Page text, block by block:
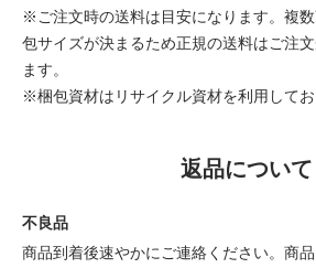
※ご注文時の送料は目安になります。複
包サイズが決まるため正規の送料はご注
ます。
※梱包資材はリサイクル資材を利用してお
返品について
不良品
商品到着後速やかにご連絡ください。商